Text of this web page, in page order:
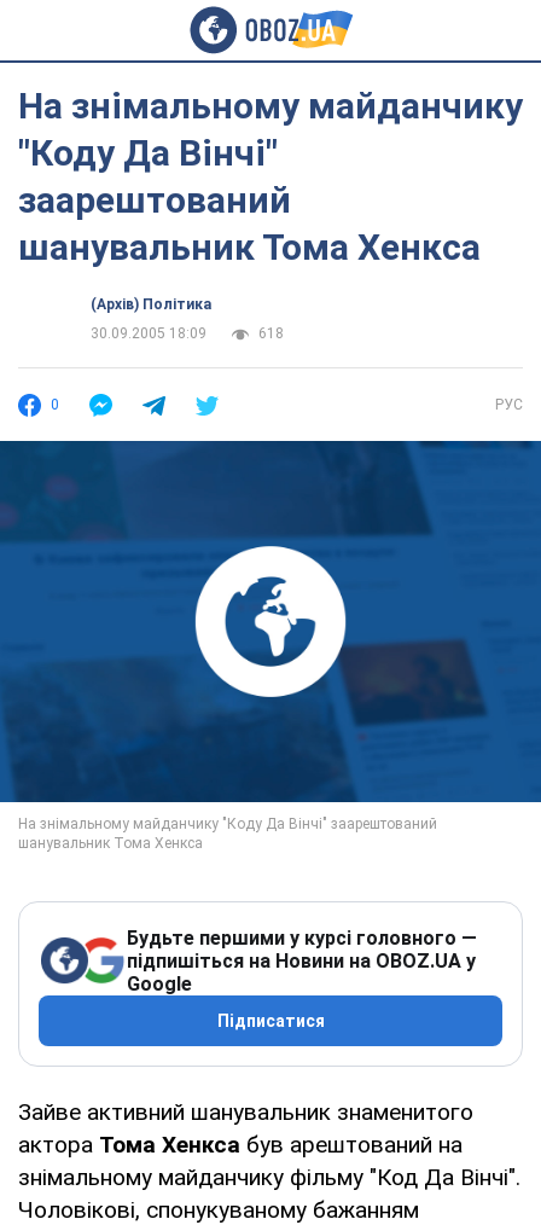
На знімальному майданчику
"Коду Да Вінчі"
заарештований
шанувальник Тома Хенкса
(Архів) Політика
30.09.2005 18:09
618
0 РУС
Будьте першими у курсі головного —
підпишіться на Новини на OBOZ.UA у
Google
Підписатися
Зайве активний шанувальник знаменитого
актора Тома Хенкса був арештований на
знімальному майданчику фільму "Код Да Вінчі".
Чоловікові, спонукуваному бажанням